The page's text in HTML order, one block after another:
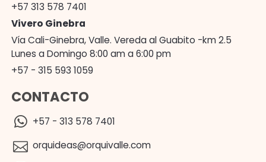
+57 313 578 7401
Vivero Ginebra
Vía Cali-Ginebra, Valle. Vereda al Guabito -km 2.5
Lunes a Domingo 8:00 am a 6:00 pm
+57 - 315 593 1059
CONTACTO
+57 - 313 578 7401
orquideas@orquivalle.com